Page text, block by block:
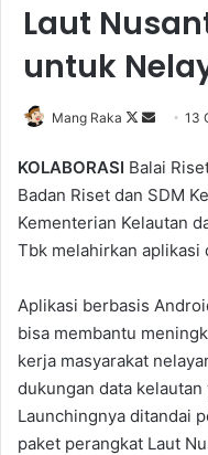
Laut
untuk
Mang Raka
Follow
X
Send
email
13
KOLABORASI Balai
Badan Riset dan SDM
Kementerian Kelautan
Tbk melahirkan aplikasi
Aplikasi berbasis
bisa membantu
kerja masyarakat
dukungan data
Launchingnya ditandai
paket perangkat Laut